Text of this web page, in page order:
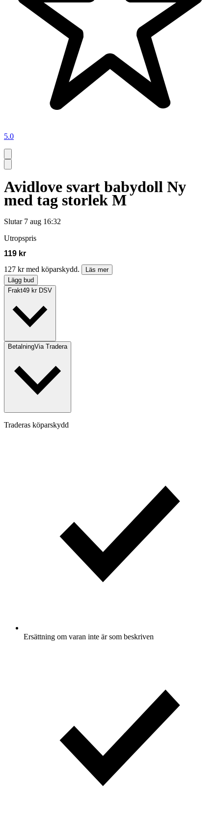
5.0
Avidlove svart babydoll Ny
med tag storlek M
Slutar 7 aug 16:32
Utropspris
119 kr
127 kr med köparskydd.
Läs mer
Lägg bud
Frakt49 kr DSV
BetalningVia Tradera
Traderas köparskydd
Ersättning om varan inte är som beskriven